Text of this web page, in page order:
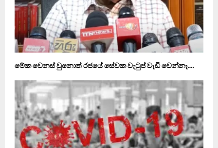
මේක වෙනස් වුනොත් රජයේ සේවක වැටුප් වැඩි වෙන්නෑ…